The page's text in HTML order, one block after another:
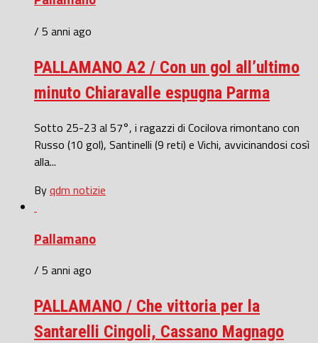
/ 5 anni ago
PALLAMANO A2 / Con un gol all’ultimo
minuto Chiaravalle espugna Parma
Sotto 25-23 al 57°, i ragazzi di Cocilova rimontano con
Russo (10 gol), Santinelli (9 reti) e Vichi, avvicinandosi così
alla...
Byqdm notizie
Pallamano
/ 5 anni ago
PALLAMANO / Che vittoria per la
Santarelli Cingoli, Cassano Magnago